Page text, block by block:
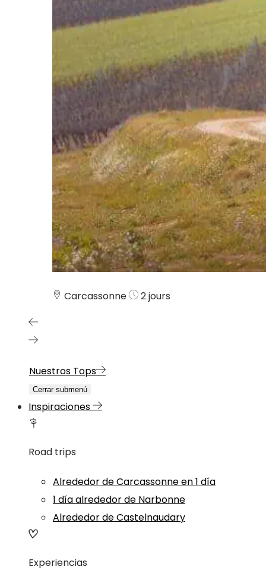
Carcassonne 2 jours
Nuestros Tops
Cerrar submenú
Inspiraciones
Road trips
Alrededor de Carcassonne en 1 día
1 día alrededor de Narbonne
Alrededor de Castelnaudary
Experiencias